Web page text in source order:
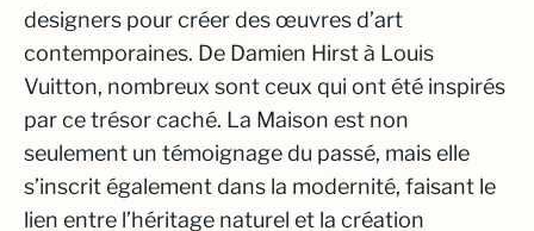
designers pour créer des œuvres d’art
contemporaines. De Damien Hirst à Louis
Vuitton, nombreux sont ceux qui ont été inspirés
par ce trésor caché. La Maison est non
seulement un témoignage du passé, mais elle
s’inscrit également dans la modernité, faisant le
lien entre l’héritage naturel et la création